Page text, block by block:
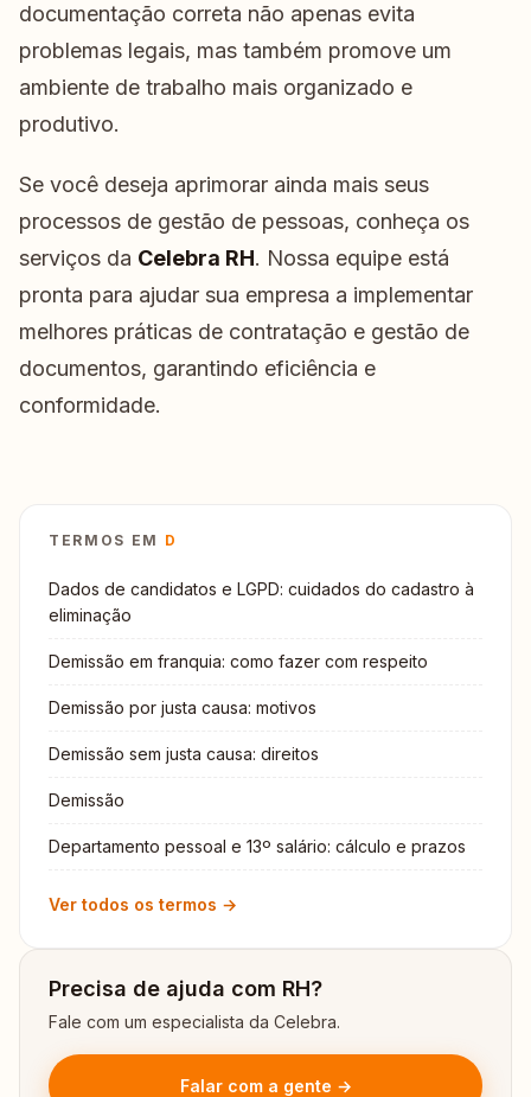
documentação correta não apenas evita
problemas legais, mas também promove um
ambiente de trabalho mais organizado e
produtivo.
Se você deseja aprimorar ainda mais seus
processos de gestão de pessoas, conheça os
serviços da Celebra RH. Nossa equipe está
pronta para ajudar sua empresa a implementar
melhores práticas de contratação e gestão de
documentos, garantindo eficiência e
conformidade.
TERMOS EM D
Dados de candidatos e LGPD: cuidados do cadastro à
eliminação
Demissão em franquia: como fazer com respeito
Demissão por justa causa: motivos
Demissão sem justa causa: direitos
Demissão
Departamento pessoal e 13º salário: cálculo e prazos
Ver todos os termos →
Precisa de ajuda com RH?
Fale com um especialista da Celebra.
Falar com a gente →